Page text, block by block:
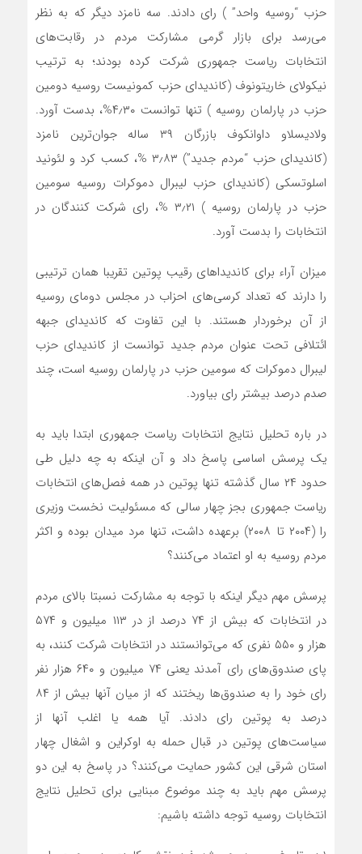
حزب “روسیه واحد” ) رای دادند. سه نامزد دیگر که به نظر
می‌رسد برای بازار گرمی مشارکت مردم در رقابت‌های
انتخابات ریاست جمهوری شرکت کرده بودند؛ به ترتیب‌
نیکولای خاریتونوف (کاندیدای حزب کمونیست روسیه دومین
حزب در پارلمان روسیه ) تنها توانست ۴٫۳۰%، بدست آورد.
ولادیسلاو داوانکوف بازرگان ۳۹ ساله جوان‌ترین نامزد
(کاندیدای حزب “مردم جدید”) ۳٫۸۳ %، کسب کرد و لئونید
اسلوتسکی (کاندیدای حزب لیبرال دموکرات روسیه سومین
حزب در پارلمان روسیه ) ۳٫۲۱ %، رای شرکت کنندگان در
انتخابات را بدست آورد.
میزان آراء برای کاندیداهای رقیب پوتین تقریبا همان ترتیبی
را دارند که تعداد کرسی‌های احزاب در مجلس دومای روسیه
از آن برخوردار هستند. با این تفاوت که کاندیدای جبهه
ائتلافی تحت عنوان مردم جدید توانست از کاندیدای حزب
لیبرال دموکرات که سومین حزب در پارلمان روسیه است، چند
صدم درصد بیشتر رای بیاورد.‌
در باره تحلیل نتایج انتخابات ریاست جمهوری ابتدا باید به‌
یک پرسش اساسی پاسخ داد و آن اینکه به چه دلیل‌ طی
حدود ۲۴ سال گذشته تنها پوتین در همه فصل‌های انتخابات
ریاست جمهوری‌ بجز چهار سالی که مسئولیت نخست وزیری
را (۲۰۰۴ تا ۲۰۰۸)‌ برعهده داشت، تنها مرد میدان بوده و اکثر
مردم روسیه به او اعتماد می‌کنند؟
پرسش مهم دیگر اینکه با توجه به مشارکت نسبتا بالای مردم
در انتخابات که بیش از ۷۴ درصد‌ از در ۱۱۳ میلیون و ۵۷۴
هزار و‌ ۵۵۰ نفری که می‌توانستند در انتخابات شرکت کنند، به
پای صندوق‌های رای آمدند یعنی ۷۴ میلیون و ۶۴۰ هزار نفر
رای خود را به‌ صندوق‌ها ریختند که از میان آنها‌ بیش از ۸۴
درصد به پوتین رای دادند. آیا همه‌ یا اغلب آنها از
سیاست‌های پوتین‌ در قبال حمله به اوکراین و اشغال چهار
استان شرقی این کشور حمایت می‌کنند؟‌ در پاسخ به این دو
پرسش مهم باید به چند موضوع مبنایی برای تحلیل نتایج
انتخابات روسیه توجه داشته باشیم: